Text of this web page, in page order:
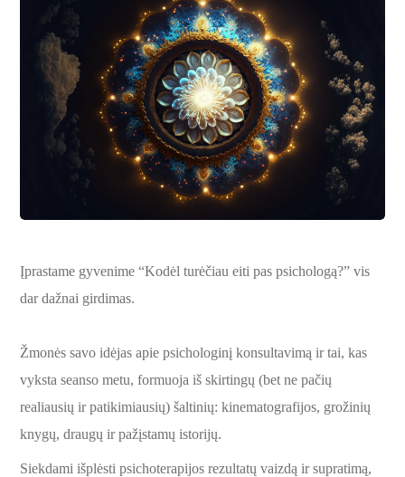
Įprastame gyvenime “Kodėl turėčiau eiti pas psichologą?” vis
dar dažnai girdimas.
Žmonės savo idėjas apie psichologinį konsultavimą ir tai, kas
vyksta seanso metu, formuoja iš skirtingų (bet ne pačių
realiausių ir patikimiausių) šaltinių: kinematografijos, grožinių
knygų, draugų ir pažįstamų istorijų.
Siekdami išplėsti psichoterapijos rezultatų vaizdą ir supratimą,